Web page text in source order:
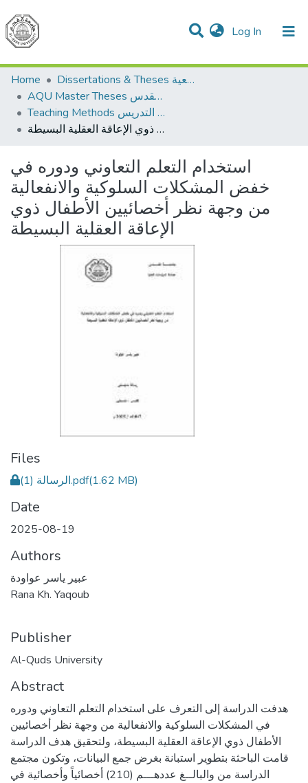
Log In (current)
Communities & Collections
All of DSpace
Home
Dissertations & Theses الرسائل الجامعية
AQU Master Theses الرسائل الجامعية الخاصة بجامعة القدس
Teaching Methods أساليب التدريس
استخدام التعلم التعاوني ودوره في خفض المشكلات السلوكية والانفعالية من وجهة نظر أخصائيين الأطفال ذوي الإعاقة العقلية البسيطة
استخدام التعلم التعاوني ودوره في
خفض المشكلات السلوكية والانفعالية
من وجهة نظر أخصائيين الأطفال ذوي
الإعاقة العقلية البسيطة
Files
الرسالة (1).pdf(1.62 MB)
Date
2025-08-19
Authors
عبير ياسر عواودة
Rana Kh. Yaqoub
Publisher
Al-Quds University
Abstract
هدفت الدراسة إلى التعرف على استخدام التعلم التعاوني ودوره
في المشكلات السلوكية والانفعالية من وجهة نظر أخصائيين
الأطفال ذوي الإعاقة العقلية البسيطة، ولتحقيق هدف الدراسة
قامت الباحثة بتطوير استبانة بغرض جمع البيانات، وتكون مجتمع
الدراسة من والبالــغ عددهـــم (210) أخصائياً وأخصائية في